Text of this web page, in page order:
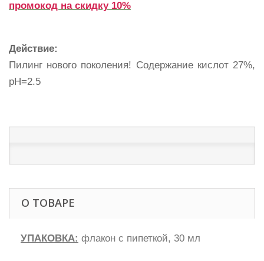
промокод на скидку 10%
Действие:
Пилинг нового поколения! Содержание кислот 27%,
pH=2.5
О ТОВАРЕ
УПАКОВКА: флакон с пипеткой, 30 мл